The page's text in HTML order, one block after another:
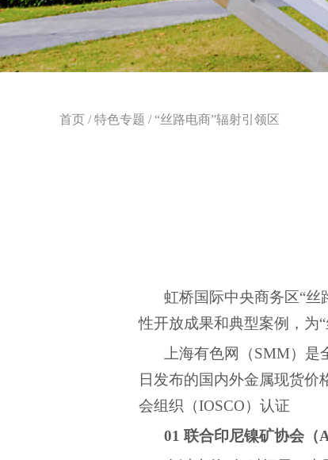
首页 /特色专题 / “丝路电商”辐射引领区
虹桥国际中央商务区“丝
性开放成果和典型案例，为
上海有色网（SMM） 是
日发布的国内外金属现货价
会组织（IOSCO）认证
01 联合印尼镍矿协会（